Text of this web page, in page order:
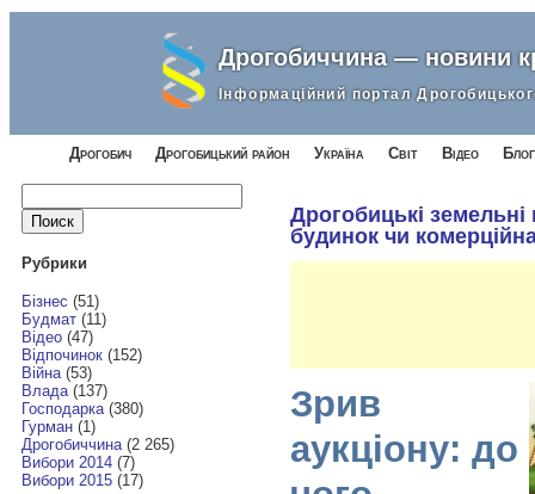
Дрогобиччина — новини
Інформаційний портал
Дрогобич Дрогобицький район Україна Світ Відео
Найти:
Рубрики
Бізнес (51)
Будмат(11)
Відео(47)
Відпочинок(152)
Війна(53)
Влада(137)
Господарка(380)
Гурман(1)
Дрогобиччина(2 265)
Вибори 2014(7)
Вибори 2015(17)
Дрогобицькі
будинок чи
Зрив
аукціону: до